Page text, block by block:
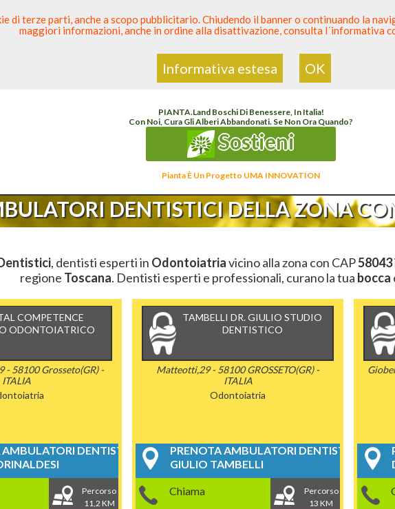
Elenco Dentista Sicuro>Odontoiatria>Ambulatori Dentistici>Toscana
PIANTA.LandBoschi Di Benessere, In Italia!
Con Noi, Cura Gli Alberi Abbandonati. Se Non Ora Quando?
Sostieni
Pianta È Un Progetto UMA INNOVATION
DENTISTICI DELLA ZONA
, dentisti esperti in Odontoiatriavicino alla zona con CAP58043
regione Toscana. Dentisti esperti e professionali, curano la tua bocca
COMPETENCE
ODONTOIATRICO
- 58100 Grosseto(GR) -
ITALIA
DENTISTICI
Percorso
11,2 KM
TAMBELLI DR. GIULIO STUDIO
DENTISTICO
Matteotti,29 - 58100 GROSSETO(GR) -
ITALIA
Odontoiatria
PRENOTA AMBULATORI DENTISTICI
GIULIO TAMBELLI
Chiama
Percorso
13 KM
di terze parti, anche a scopo pubblicitario. Chiudendo il banner o continuando la
maggiori informazioni, anche in ordine alla disattivazione, consulta l´informativa
Informativa estesa OK